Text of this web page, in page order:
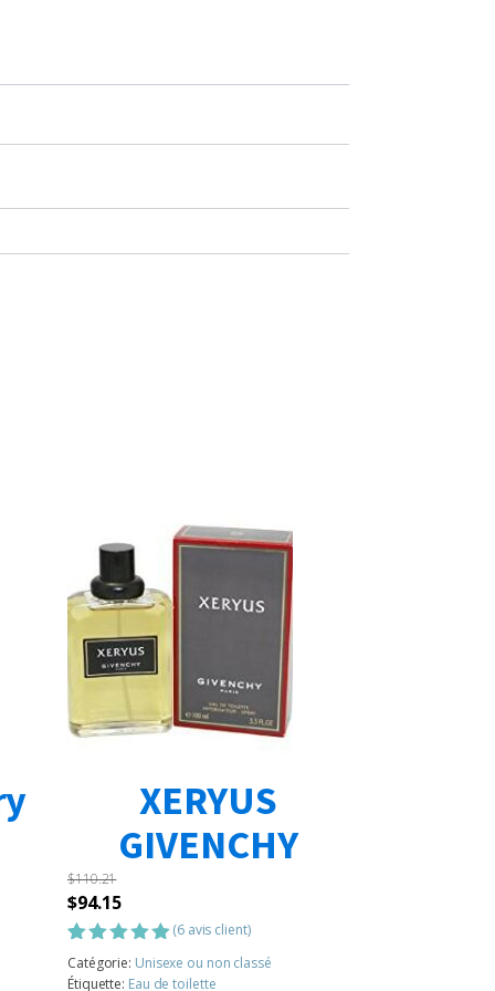
XERYUS
GIVENCHY
$110.21
Le
prix
initial
était :
$94.15Le
prix
actuel
est :
Noté5.00
sur 5
6
(6avis client)
Catégorie: Unisexe ou non classé
Étiquette: Eau de toilette